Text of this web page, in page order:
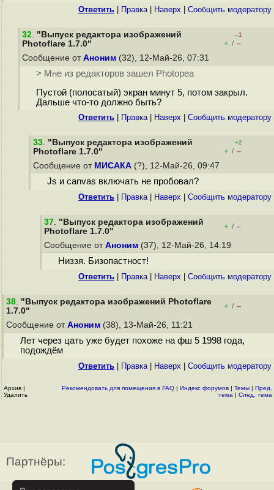
Ответить Правка| Наверх Cообщить модератору
32. "Выпуск редактора изображений
Photoflare 1.7.0"
–1
+ / –
Сообщение от Аноним (32), 12-Май-26, 07:31
> Мне из редакторов зашел Photopea
Пустой (полосатый) экран минут 5, потом закрыл.
Дальше что-то должно быть?
Ответить Правка| Наверх Cообщить модератору
33. "Выпуск редактора изображений
Photoflare 1.7.0"
+2
+ / –
Сообщение от МИСАКА (?), 12-Май-26, 09:47
Js и canvas включать не пробовал?
Ответить Правка| Наверх Cообщить модератору
37. "Выпуск редактора изображений
Photoflare 1.7.0"
+ / –
Сообщение от Аноним (37), 12-Май-26, 14:19
Низзя. Бизопастност!
Ответить Правка| Наверх Cообщить модератору
38. "Выпуск редактора изображений Photoflare
1.7.0"
+ / –
Сообщение от Аноним (38), 13-Май-26, 11:21
Лет через цать уже будет похоже на фш 5 1998 года,
подождём
Ответить Правка| Наверх Cообщить модератору
Архив |
Удалить
Рекомендовать для помещения в FAQ | Индекс форумов | Темы | Пред.
тема | След. тема
Партнёры: